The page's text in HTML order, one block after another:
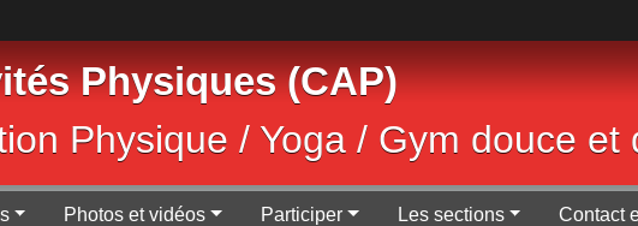
Physiques (CAP)
Physique / Yoga / Gym douce et
Photos et vidéos Participer Les sections Contact